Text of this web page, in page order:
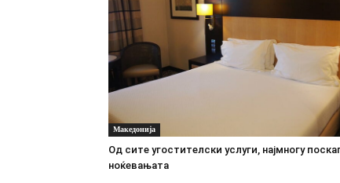
Македонија
Oд сите угостителски услуги, најмногу
ноќевањата